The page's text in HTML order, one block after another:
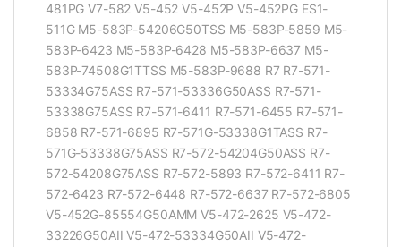
481PG V7-582 V5-452 V5-452P V5-452PG ES1-
511G M5-583P-54206G50TSS M5-583P-5859 M5-
583P-6423 M5-583P-6428 M5-583P-6637 M5-
583P-74508G1TTSS M5-583P-9688 R7 R7-571-
53334G75ASS R7-571-53336G50ASS R7-571-
53338G75ASS R7-571-6411 R7-571-6455 R7-571-
6858 R7-571-6895 R7-571G-53338G1TASS R7-
571G-53338G75ASS R7-572-54204G50ASS R7-
572-54208G75ASS R7-572-5893 R7-572-6411 R7-
572-6423 R7-572-6448 R7-572-6637 R7-572-6805
V5-452G-85554G50AMM V5-472-2625 V5-472-
33226G50AII V5-472-53334G50AII V5-472-